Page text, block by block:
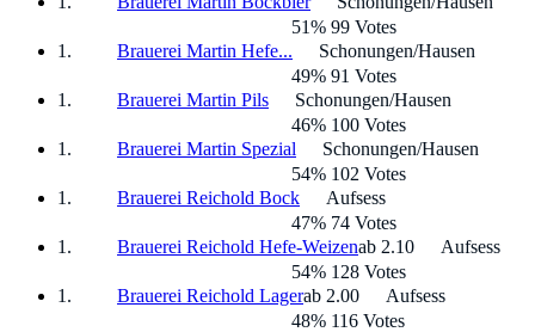
51% 99 Votes
Brauerei Martin Hefe...
Schonungen/Hausen
49% 91 Votes
Brauerei Martin Pils
Schonungen/Hausen
46% 100 Votes
Brauerei Martin Spezial
Schonungen/Hausen
54% 102 Votes
Brauerei Reichold Bock
Aufsess
47% 74 Votes
Brauerei Reichold Hefe-Weizenab 2.10
Aufsess
54% 128 Votes
Brauerei Reichold Lagerab 2.00
Aufsess
48% 116 Votes